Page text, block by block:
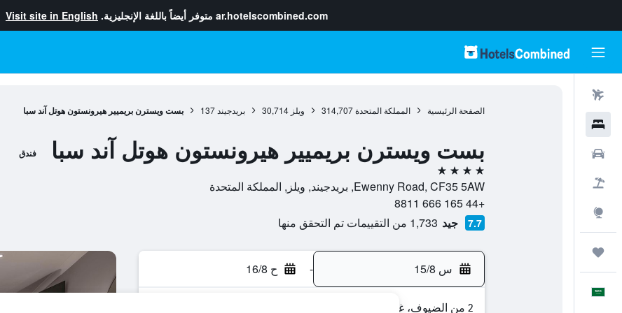
ar.hotelscombined.com متوفر أيضاً باللغة الإنجليزية. Visit site in English
الصفحة الرئيسية المملكة المتحدة 314,707 ويلز 30,714 بريدجيند 137 بست ويسترن بريميير هيرونستون هوتل آند سبا
بست ويسترن بريميير هيرونستون هوتل آند سبا فندق
4 نجوم
Ewenny Road, CF35 5AW, بريدجيند, ويلز, المملكة المتحدة
+44 165 666 8811
7.7 جيد 1,733 من التقييمات تم التحقق منها
س 15/8 - ح 16/8
2 من الضيوف، غرفة واحدة